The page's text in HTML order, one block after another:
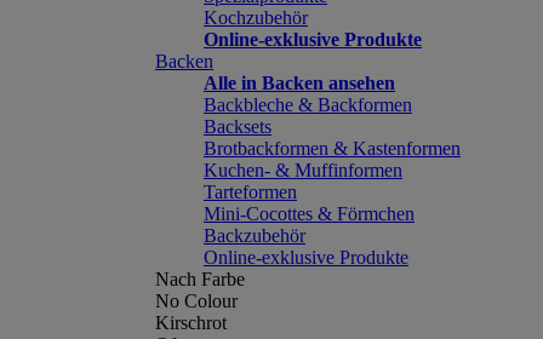
Kochzubehör
Online-exklusive Produkte
Backen
Alle in Backen ansehen
Backbleche & Backformen
Backsets
Brotbackformen & Kastenformen
Kuchen- & Muffinformen
Tarteformen
Mini-Cocottes & Förmchen
Backzubehör
Online-exklusive Produkte
Nach Farbe
No Colour
Kirschrot